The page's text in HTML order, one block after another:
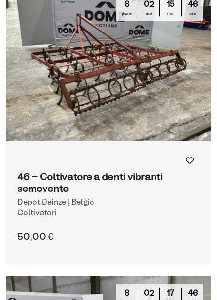
8
giorni
02
ore
15
min
45
sec
46 - Coltivatore a denti vibranti
semovente
Depot Deinze | Belgio
Coltivatori
50,00 €
8 02 17 45